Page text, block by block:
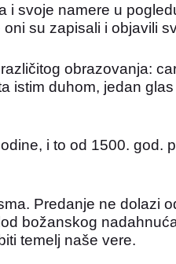
i svoje namere u
su zapisali i objavili
obrazovanja:
istim duhom, jedan
i to od 1500. god.
Predanje ne dolazi
božanskog
temelj naše vere.